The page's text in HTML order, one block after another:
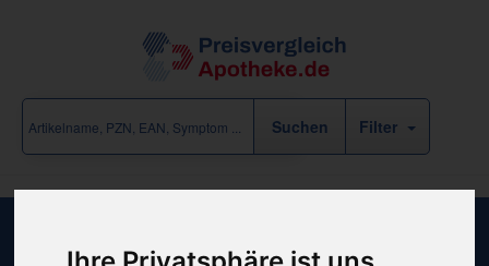
Filter
Inway Sup Verw VS 28 Ch18